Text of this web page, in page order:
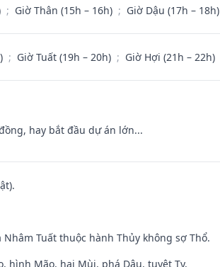
; Giờ Thân (15h – 16h) ; Giờ Dậu (17h – 18h)
; Giờ Tuất (19h – 20h) ; Giờ Hợi (21h – 22h)
hay bắt đầu dự án lớn...
Tuất thuộc hành Thủy không sợ Thổ.
hình Mão, hại Mùi, phá Dậu, tuyệt Tỵ.